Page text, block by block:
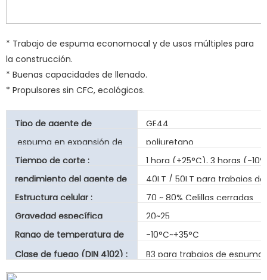
* Trabajo de espuma economocal y de usos múltiples para
la construcción.
* Buenas capacidades de llenado.
* Propulsores sin CFC, ecológicos.
Tipo de agente de
espuma:
GE44
espuma en expansión de
PUBase:
poliuretano
Tiempo de corte :
1 hora (+25°C), 3 horas (-
rendimiento del agente de
espuma (L) :
40LT / 50LT para trabajos
Estructura celular :
70 ~ 80% Celillas cerradas
Gravedad específica
(kg/m³) :
20~25
Rango de temperatura de
aplicación :
-10°C~+35°C
Clase de fuego (DIN 4102) :
B3 para trabajos de